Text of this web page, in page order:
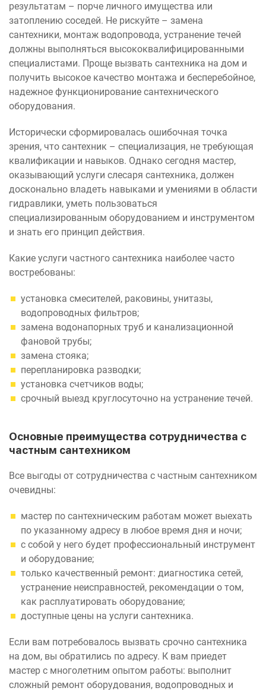
результатам – порче личного имущества или
затоплению соседей. Не рискуйте – замена
сантехники, монтаж водопровода, устранение течей
должны выполняться высококвалифицированными
специалистами. Проще вызвать сантехника на дом и
получить высокое качество монтажа и бесперебойное,
надежное функционирование сантехнического
оборудования.
Исторически сформировалась ошибочная точка
зрения, что сантехник – специализация, не требующая
квалификации и навыков. Однако сегодня мастер,
оказывающий услуги слесаря сантехника, должен
досконально владеть навыками и умениями в области
гидравлики, уметь пользоваться
специализированным оборудованием и инструментом
и знать его принцип действия.
Какие услуги частного сантехника наиболее часто
востребованы:
установка смесителей, раковины, унитазы,
водопроводных фильтров;
замена водонапорных труб и канализационной
фановой трубы;
замена стояка;
перепланировка разводки;
установка счетчиков воды;
срочный выезд круглосуточно на устранение течей.
Основные преимущества сотрудничества с
частным сантехником
Все выгоды от сотрудничества с частным сантехником
очевидны:
мастер по сантехническим работам может выехать
по указанному адресу в любое время дня и ночи;
с собой у него будет профессиональный инструмент
и оборудование;
только качественный ремонт: диагностика сетей,
устранение неисправностей, рекомендации о том,
как расплуатировать оборудование;
доступные цены на услуги сантехника.
Если вам потребовалось вызвать срочно сантехника
на дом, вы обратились по адресу. К вам приедет
мастер с многолетним опытом работы: выполнит
сложный ремонт оборудования, водопроводных и